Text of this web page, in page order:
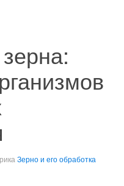
Зерно и его обработка